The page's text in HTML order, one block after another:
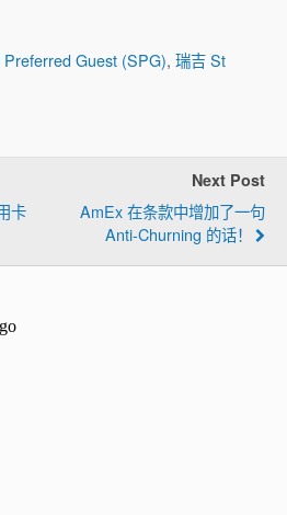
Guest (SPG), 瑞吉 St
卡
Next Post
AmEx 在条款中增加了一句
Anti-Churning 的话！